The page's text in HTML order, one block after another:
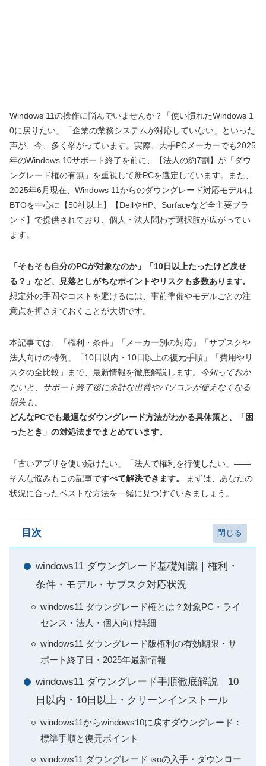
Windows 11の操作に悩んでいませんか？「使い慣れたWindows 1
0に戻りたい」「企業の業務システムが対応していない」といった
声が、今、多く挙がっています。実際、大手PCメーカーでも2025
年のWindows 10サポート終了を前に、【法人の約7割】が「ダウ
ングレード権の有無」を重視して新PCを選定しています。また、
2025年6月現在、Windows 11からのダウングレード対応モデルは
BTOを中心に【50社以上】【DellやHP、Surfaceなど全主要ブラ
ンド】で提供されており、個人・法人問わず選択肢が広がってい
ます。
「そもそも自分のPCが対象なのか」「10日以上たったけど戻せ
る？」など、見落としがちなポイントやリスクも多数あります。
想定外の手間やコストを避けるには、事前準備やモデルごとの注
意点を押さえておくことが大切です。
本記事では、「権利・条件」「メーカー別の対応」「サブスクや
法人向けの特例」「10日以内・10日以上の復元手順」「費用やリ
スクの全比較」まで、最新情報を徹底解説します。 今知っておか
ないと、サポート終了後に余計な出費やパソコンが使えなくなる
損失も。
どんなPCでも最適なダウングレード方法がわかる具体策と、「困
ったとき」の対処法までまとめています。
「古いアプリを使い続けたい」「法人で権利を行使したい」――
そんな悩みもこの記事ですべて解決できます。
まずは、あなたの
状況に合ったベストな方法を一緒に見つけていきましょう。
目次
windows11 ダウングレード基礎知識｜権利・
条件・モデル・サブスク対応状況
windows11 ダウングレード権とは？対象PC・ライ
センス・法人・個人向け詳細
windows11 ダウングレード版権利の有効期限・サ
ポート終了日・2025年最新情報
windows11 ダウングレード手順徹底解説｜10
日以内・10日以上・クリーンインストール
windows11からwindows10に戻すダウングレード：
標準手順と復元ポイント
windows11 ダウングレード isoの入手・ダウンロー